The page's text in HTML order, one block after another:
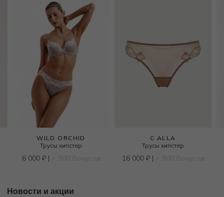
WILD ORCHID
Трусы хипстер
6 000 ₽| + 300 бонусов
C.ALLA
Трусы хипстер
16 000 ₽| + 800 бонусов
Новости и акции